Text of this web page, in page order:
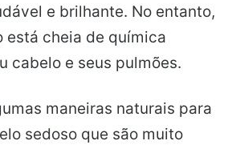
e brilhante. No entanto,
está cheia de química
cabelo e seus pulmões.
maneiras naturais para
sedoso que são muito